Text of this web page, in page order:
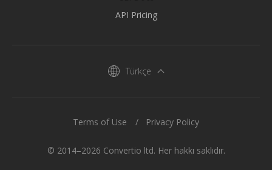
API Pricing
Türkçe
© 2014–2026 Convertio ltd. Her hakkı saklıdır.
Terms of Use Privacy Policy